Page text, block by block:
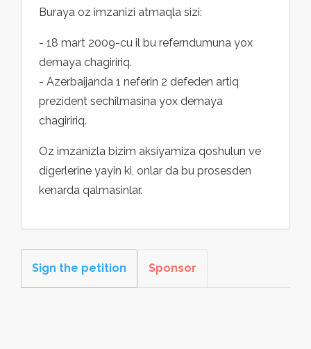
Buraya oz imzanizi atmaqla sizi:
- 18 mart 2009-cu il bu referndumuna yox
demaya chagiririq.
- Azerbaijanda 1 neferin 2 defeden artiq
prezident sechilmasina yox demaya
chagiririq.
Oz imzanizla bizim aksiyamiza qoshulun ve
digerlerine yayin ki, onlar da bu prosesden
kenarda qalmasinlar.
Sign the petition Sponsor